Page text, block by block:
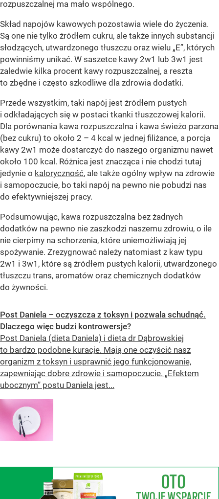
rozpuszczalnej ma mało wspólnego.
Skład napojów kawowych pozostawia wiele do życzenia.
Są one nie tylko źródłem cukru, ale także innych substancji
słodzących, utwardzonego tłuszczu oraz wielu „E”, których
powinniśmy unikać. W saszetce kawy 2w1 lub 3w1 jest
zaledwie kilka procent kawy rozpuszczalnej, a reszta
to zbędne i często szkodliwe dla zdrowia dodatki.
Przede wszystkim, taki napój jest źródłem pustych
i odkładających się w postaci tkanki tłuszczowej kalorii.
Dla porównania kawa rozpuszczalna i kawa świeżo parzona
(bez cukru) to około 2 – 4 kcal w jednej filiżance, a porcja
kawy 2w1 może dostarczyć do naszego organizmu nawet
około 100 kcal. Różnica jest znacząca i nie chodzi tutaj
jedynie o kaloryczność, ale także ogólny wpływ na zdrowie
i samopoczucie, bo taki napój na pewno nie pobudzi nas
do efektywniejszej pracy.
Podsumowując, kawa rozpuszczalna bez żadnych
dodatków na pewno nie zaszkodzi naszemu zdrowiu, o ile
nie cierpimy na schorzenia, które uniemożliwiają jej
spożywanie. Zrezygnować należy natomiast z kaw typu
2w1 i 3w1, które są źródłem pustych kalorii, utwardzonego
tłuszczu trans, aromatów oraz chemicznych dodatków
do żywności.
Post Daniela – oczyszcza z toksyn i pozwala schudnąć.
Dlaczego więc budzi kontrowersje?
Post Daniela (dieta Daniela) i dieta dr Dąbrowskiej
to bardzo podobne kuracje. Mają one oczyścić nasz
organizm z toksyn i usprawnić jego funkcjonowanie,
zapewniając dobre zdrowie i samopoczucie. „Efektem
ubocznym” postu Daniela jest...